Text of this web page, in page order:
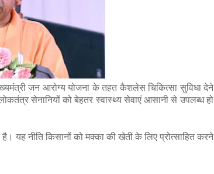
जन आरोग्य योजना के तहत कैशलेस चिकित्सा सुविधा देने
सेनानियों को बेहतर स्वास्थ्य सेवाएं आसानी से उपलब्ध हो
यह नीति किसानों को मक्का की खेती के लिए प्रोत्साहित करने